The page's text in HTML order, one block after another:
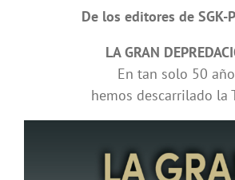
De los editores de SGK-
LA GRAN
En tan solo 50
hemos descarrilado la